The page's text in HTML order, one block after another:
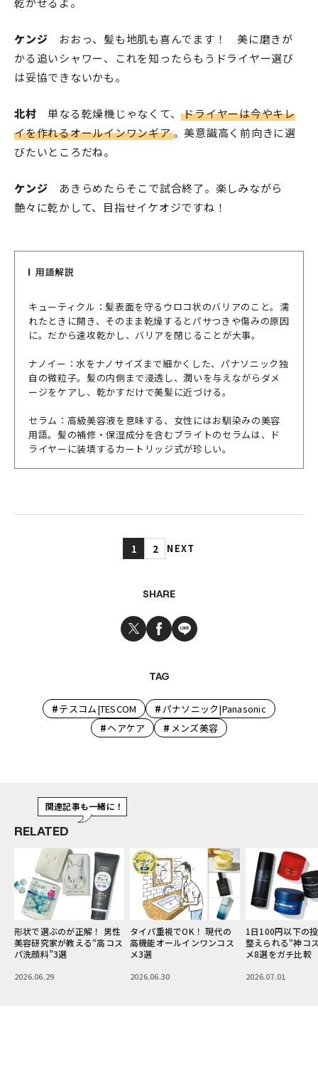
ケンジ おおっ、髪も地肌も喜んでます！ 美に磨きが
かる追いシャワー、これを知ったらもうドライヤー選び
は妥協できないかも。
北村 単なる乾燥機じゃなくて、ドライヤーは今やキレ
イを作れるオールインワンギア。美意識高く前向きに選
びたいところだね。
ケンジ あきらめたらそこで試合終了。楽しみながら
艶々に乾かして、目指せイケオジですね！
用語解説
キューティクル：髪表面を守るウロコ状のバリアのこと。濡
れたときに開き、そのまま乾燥するとパサつきや傷みの原因
に。だから速攻乾かし、バリアを閉じることが大事。
ナノイー：水をナノサイズまで細かくした、パナソニック独
自の微粒子。髪の内側まで浸透し、潤いを与えながらダメ
ージをケアし、乾かすだけで美髪に近づける。
セラム：高級美容液を意味する、女性にはお馴染みの美容
用語。髪の補修・保湿成分を含むブライトのセラムは、ド
ライヤーに装填するカートリッジ式が珍しい。
1 2 NEXT
SHARE
TAG
#テスコム|TESCOM # パナソニック|Panasonic
#ヘアケア # メンズ美容
RELATED
関連記事も一緒に！
タイパ重視でOK！ 現代の
高機能オールインワンコス
メ3選
2026.06.30
1日100円以下の投資で肌を
整えられる“神コスパ”コス
メ8選をガチ比較
2026.07.01
りんたろー。さん
容液を学ぶ。イケ
須なスキンケアの